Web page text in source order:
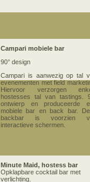
Campari mobiele bar
90° design
Campari is aanwezig op tal
evenementen met field
Hiervoor verzorgen
hostesses tal van tastings.
ontwierp en produceerde
mobiele bar en back bar.
backbar is voorzien
interactieve schermen.
Minute Maid, hostess bar
Opklapbare cocktail bar met
verlichting.